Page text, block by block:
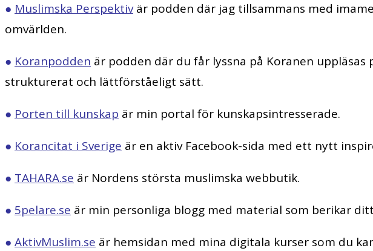
● Muslimska Perspektivär podden där jag tillsammans med
omvärlden.
● Koranpodden är podden där du får lyssna på Koranen uppläsas
strukturerat och lättförståeligt sätt.
● Porten till kunskap är min portal för kunskapsintresserade.
● Korancitat i Sverige är en aktiv Facebook-sida med ett nytt
● TAHARA.se är Nordens största muslimska webbutik.
● 5pelare.se är min personliga blogg med material som berikar
● AktivMuslim.se är hemsidan med mina digitala kurser som du